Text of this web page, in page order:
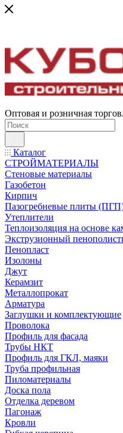
Оптовая и розничная
Каталог
СТРОЙМАТЕРИАЛЫ
Стеновые материалы
Газобетон
Кирпич
Пазогребневые плиты
Утеплители
Теплоизоляция на основе
Экструзионный
Пенопласт
Изолоны
Джут
Керамзит
Металлопрокат
Арматура
Заглушки и комплектующие
Проволока
Профиль для фасада
Трубы НКТ
Профиль для ГКЛ, маяки
Труба профильная
Пиломатериалы
Доска пола
Отделка деревом
Пагонаж
Кровли